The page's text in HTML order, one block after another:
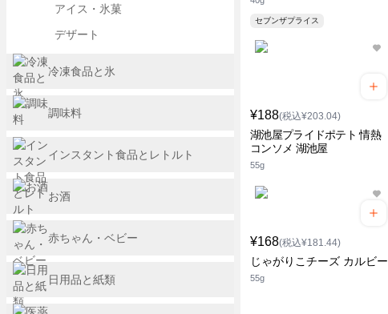
セブンザプライス
¥188(税込¥203.04)
湖池屋プライドポテト 情熱
コンソメ 湖池屋
55g
¥168(税込¥181.44)
じゃがりこチーズ カルビー
55g
アイス・氷菓
デザート
冷凍食品と氷
調味料
インスタント食品とレトルト
お酒
赤ちゃん・ベビー
日用品と紙類